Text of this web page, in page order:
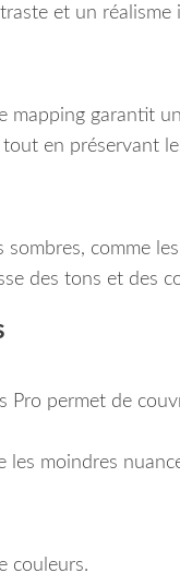
et un réalisme
mapping garantit
en préservant
comme
des tons et des
permet de
les moindres
couleurs.